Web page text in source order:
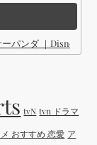
ーパンダ ｜Disney (
tvN tvn ドラマ
おすすめ 恋愛 ア